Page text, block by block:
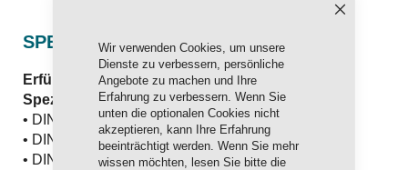
Wir verwenden Cookies, um unsere
Dienste zu verbessern, persönliche
Angebote zu machen und Ihre
Erfahrung zu verbessern. Wenn Sie
unten die optionalen Cookies nicht
akzeptieren, kann Ihre Erfahrung
beeinträchtigt werden. Wenn Sie mehr
wissen möchten, lesen Sie bitte die
SPEZIFIKATION / FREIGABEN
Erfüllt und übertrifft die internationalen
Spezifikationen:
• DIN 51524-2 (HLP)
• DIN 51517-2 (CL)
• DIN EN ISO 6743-4 (HM)